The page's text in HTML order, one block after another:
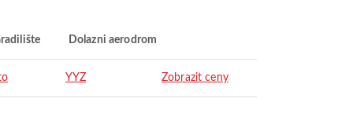
Dolazni aerodrom
YYZ Zobrazit ceny